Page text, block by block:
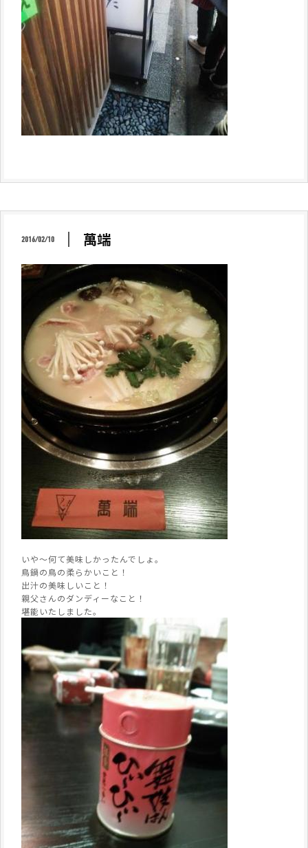
2016/02/10 萬端
いや～何て美味しかったんでしょ。
鳥鍋の鳥の柔らかいこと！
出汁の美味しいこと！
親父さんのダンディーなこと！
堪能いたしました。